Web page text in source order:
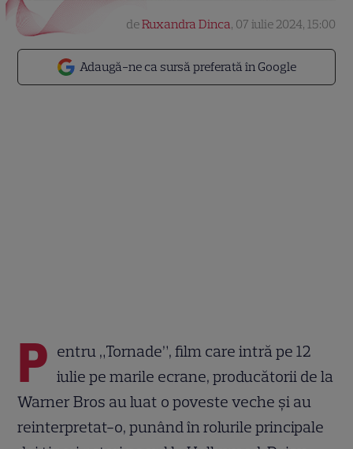
Adaugă-ne ca sursă preferată în Google
deRuxandra Dinca, 07 iulie 2024, 15:00
P entru „Tornade”, film care intră pe 12
iulie pe marile ecrane, producătorii de la
Warner Bros au luat o poveste veche și au
reinterpretat-o, punând în rolurile principale